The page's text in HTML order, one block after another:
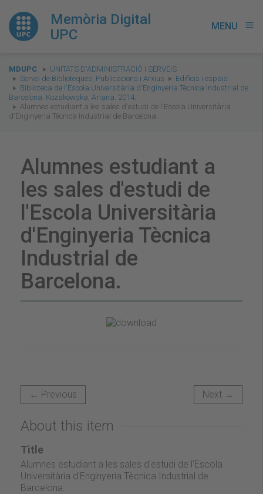
Memòria Digital
UPC
MENU menu
You
are
here:
MDUPC
UNITATS D'ADMINISTRACIÓ I SERVEIS
Servei de Biblioteques, Publicacions i Arxius
Edificis i espais
Biblioteca de l'Escola Universitària d'Enginyeria Tècnica Industrial de
Barcelona. Kozakowska, Ariana. 2014.
Alumnes estudiant a les sales d'estudi de l'Escola Universitària
d'Enginyeria Tècnica Industrial de Barcelona.
Alumnes estudiant a
les sales d'estudi de
l'Escola Universitària
d'Enginyeria Tècnica
Industrial de
Barcelona.
← Previous Next →
About this item
Title
Alumnes estudiant a les sales d'estudi de l'Escola
Universitària d'Enginyeria Tècnica Industrial de
Barcelona.